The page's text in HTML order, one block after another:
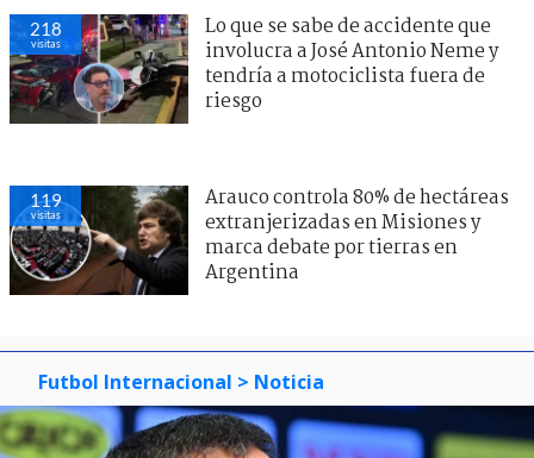
218
visitas
Lo que se sabe de accidente que
involucra a José Antonio Neme y
tendría a motociclista fuera de
riesgo
119
visitas
Arauco controla 80% de hectáreas
extranjerizadas en Misiones y
marca debate por tierras en
Argentina
Futbol Internacional > Noticia